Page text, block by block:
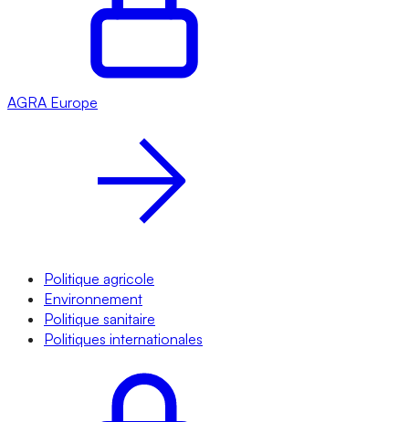
AGRA Europe
Politique agricole
Environnement
Politique sanitaire
Politiques internationales